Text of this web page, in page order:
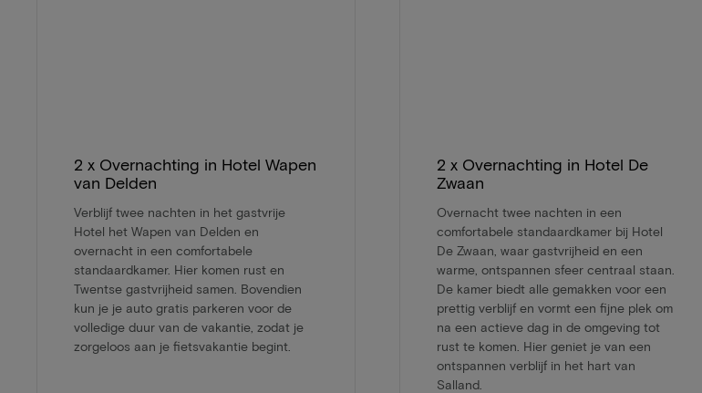
2 x Overnachting in Hotel Wapen
van Delden
Verblijf twee nachten in het gastvrije
Hotel het Wapen van Delden en
overnacht in een comfortabele
standaardkamer. Hier komen rust en
Twentse gastvrijheid samen. Bovendien
kun je je auto gratis parkeren voor de
volledige duur van de vakantie, zodat je
zorgeloos aan je fietsvakantie begint.
2 x Overnachting in Hotel De
Zwaan
Overnacht twee nachten in een
comfortabele standaardkamer bij Hotel
De Zwaan, waar gastvrijheid en een
warme, ontspannen sfeer centraal staan.
De kamer biedt alle gemakken voor een
prettig verblijf en vormt een fijne plek om
na een actieve dag in de omgeving tot
rust te komen. Hier geniet je van een
ontspannen verblijf in het hart van
Salland.